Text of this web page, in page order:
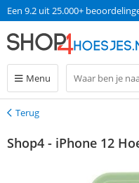
Een 9.2 uit 25.000+
Menu
Terug
Terug
Shop4 - iPhone 12